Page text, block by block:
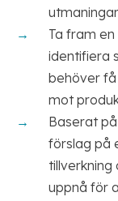
Ta fram
identifiera
behöver få
mot
Baserat
förslag på
uppnå för